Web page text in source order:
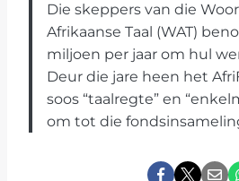
Die skeppers van die
Afrikaanse Taal (WAT)
miljoen per jaar om hul
Deur die jare heen het
soos “taalregte” en
om tot die